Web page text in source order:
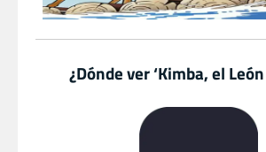
¿Dónde ver ‘Kimba, el